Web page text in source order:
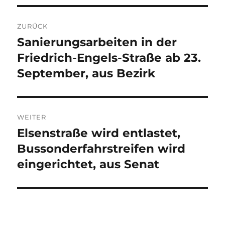
ZURÜCK
Vorheriger
Beitrag:
Sanierungsarbeiten in der
Friedrich-Engels-Straße ab 23.
September, aus Bezirk
WEITER
Nächster
Beitrag:
Elsenstraße wird entlastet,
Bussonderfahrstreifen wird
eingerichtet, aus Senat